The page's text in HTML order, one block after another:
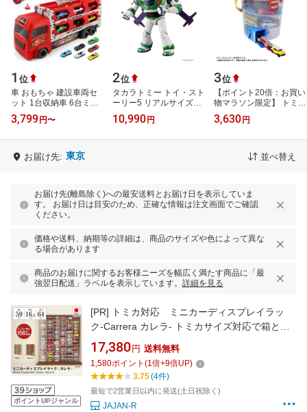
1 位
車 おもちゃ 建設車両セ
ット 1台収納車 6台ミニ
カーセット 車 玩具 はた
らくくるま おもちゃ 3~6
3,799 円〜
2位
タカラトミー トイ・スト
ーリー5 リアルサイズト
ーキングフィギュア ハイ
テク版 バズ・ライトイヤ
10,990 円
3位
【ポイント20倍：お買い
物マラソン限定】 トミカ
でるでるバケツトミカミ
ニカータカラトミー | タ
3,630 円
お届け先: 東京 並べ替え
お届け先(離島除く)への最安送料とお届け日を表示していま
す。 お届け日は目安のため、正確な情報は注文画面でご確認
ください。
価格や送料、納期等の詳細は、商品のサイズや色によって異な
る場合があります
商品のお届けに関するお客様ニーズを幅広く満たす商品に「最
強翌日配送」ラベルを表示しています。 詳細を見る
ポイントUPジャンル
[PR]
トミカ対応 ミニカーディスプレイラッ
ク-Carrera カレラ- トミカサイズ対応で箱と車
両を一緒にディスプレイできるトミカ専用ディ
スプレイケース 最大156台収納可能 ミニカーケ
ース ミニカーラック トミカラック トミカケー
ス JAJAN コレクションケース ミニカーコレク
ション
17,380 円 送料無料
1,580ポイント (1倍+9倍UP)
3.75(4件)
最短で2営業日以内に発送(土日祝除く)
JAJAN-R